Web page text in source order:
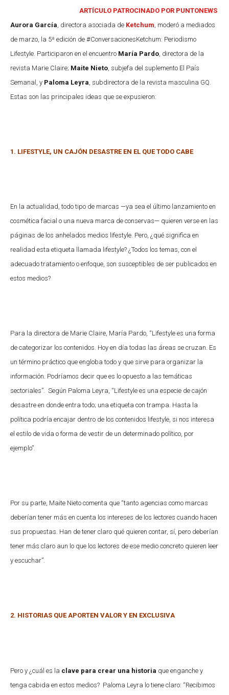
ARTÍCULO PATROCINADO POR PUNTONEWS
Aurora García , directora asociada de Ketchum , moderó a mediados
de marzo, la 5ª edición de #ConversacionesKetchum: Periodismo
Lifestyle. Participaron en el encuentro María Pardo , directora de la
revista Marie Claire; Maite Nieto , subjefa del suplemento El País
Semanal, y Paloma Leyra , subdirectora de la revista masculina GQ.
Estas son las principales ideas que se expusieron:
1. LIFESTYLE, UN CAJÓN DESASTRE EN EL QUE TODO CABE
En la actualidad, todo tipo de marcas —ya sea el último lanzamiento en
cosmética facial o una nueva marca de conservas— quieren verse en las
páginas de los anhelados medios lifestyle. Pero, ¿qué significa en
realidad esta etiqueta llamada lifestyle? ¿Todos los temas, con el
adecuado tratamiento o enfoque, son susceptibles de ser publicados en
estos medios?
Para la directora de Marie Claire, María Pardo, “Lifestyle es una forma
de categorizar los contenidos. Hoy en día todas las áreas se cruzan. Es
un término práctico que engloba todo y que sirve para organizar la
información. Podríamos decir que es lo opuesto a las temáticas
sectoriales”. Según Paloma Leyra, “Lifestyle es una especie de cajón
desastre en donde entra todo; una etiqueta con trampa. Hasta la
política podría encajar dentro de los contenidos lifestyle, si nos interesa
el estilo de vida o forma de vestir de un determinado político, por
ejemplo”.
Por su parte, Maite Nieto comenta que “tanto agencias como marcas
deberían tener más en cuenta los intereses de los lectores cuando hacen
sus propuestas. Han de tener claro qué quieren contar, sí, pero deberían
tener más claro aun lo que los lectores de ese medio concreto quieren leer
y escuchar”.
2. HISTORIAS QUE APORTEN VALOR Y EN EXCLUSIVA
Pero y ¿cuál es la clave para crear una historia que enganche y
tenga cabida en estos medios? Paloma Leyra lo tiene claro: “Recibimos